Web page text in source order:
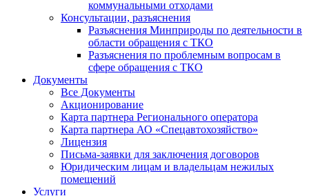
коммунальными отходами
Консультации, разъяснения
Разъяснения Минприроды по деятельности в
области обращения с ТКО
Разъяснения по проблемным вопросам в
сфере обращения с ТКО
Документы
Все Документы
Акционирование
Карта партнера Регионального оператора
Карта партнера АО «Спецавтохозяйство»
Лицензия
Письма-заявки для заключения договоров
Юридическим лицам и владельцам нежилых
помещений
Услуги